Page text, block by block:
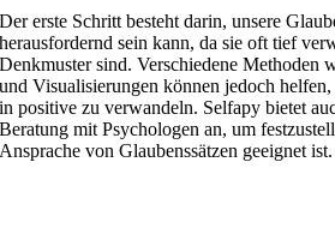
Der erste Schritt besteht darin, unsere
herausfordernd sein kann, da sie oft tief
Denkmuster sind. Verschiedene Methoden
und Visualisierungen können jedoch
in positive zu verwandeln. Selfapy bietet
Beratung mit Psychologen an, um
Ansprache von Glaubenssätzen geeignet ist.